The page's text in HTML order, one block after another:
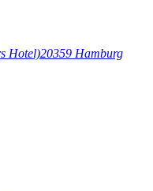
Hotel)20359 Hamburg